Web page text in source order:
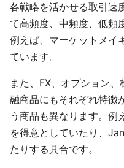
各戦略を活かせる取引速
て高頻度、中頻度、低頻
例えば、マーケットメイ
ています。
また、FX、オプション
融商品にもそれぞれ特徴
う商品も異なります。例
を得意としていたり、
たりする具合です。